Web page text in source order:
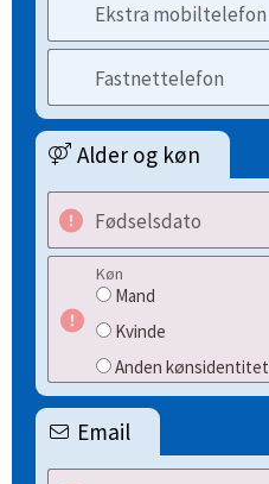
Ekstra mobiltelefon
Fastnettelefon
Alder og køn
Fødselsdato
Køn
Mand
Kvinde
Anden kønsidentitet
Email